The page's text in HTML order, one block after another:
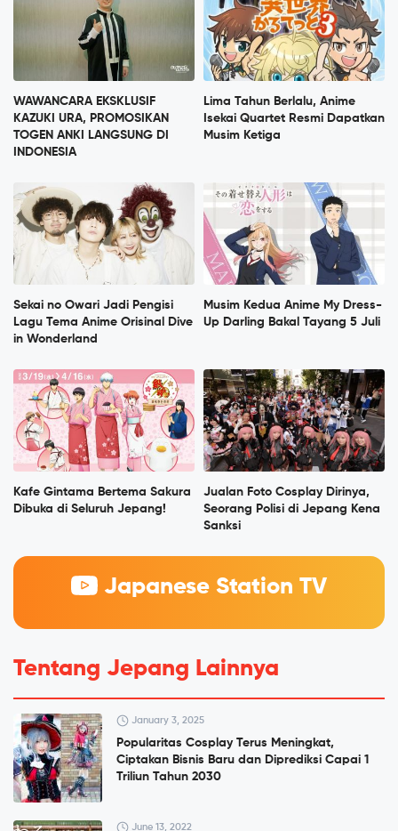
WAWANCARA EKSKLUSIF
KAZUKI URA, PROMOSIKAN
TOGEN ANKI LANGSUNG DI
INDONESIA
Lima Tahun Berlalu, Anime
Isekai Quartet Resmi Dapatkan
Musim Ketiga
Sekai no Owari Jadi Pengisi
Lagu Tema Anime Orisinal Dive
in Wonderland
Musim Kedua Anime My Dress-
Up Darling Bakal Tayang 5 Juli
Kafe Gintama Bertema Sakura
Dibuka di Seluruh Jepang!
Jualan Foto Cosplay Dirinya,
Seorang Polisi di Jepang Kena
Sanksi
Japanese Station TV
Tentang Jepang Lainnya
January 3, 2025
Popularitas Cosplay Terus Meningkat,
Ciptakan Bisnis Baru dan Diprediksi Capai 1
Triliun Tahun 2030
June 13, 2022